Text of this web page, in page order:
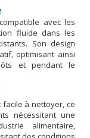
avec les
fluide dans les
Son design
optimisant ainsi
et pendant le
à nettoyer, ce
nécessitant une
alimentaire,